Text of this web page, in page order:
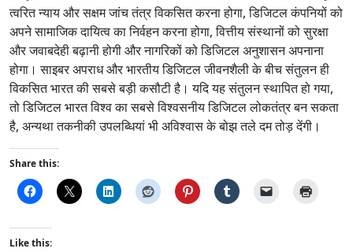
त्वरित न्याय और सक्षम जांच तंत्र विकसित करना होगा, डिजिटल कंपनियों को
अपने सामाजिक दायित्व का निर्वहन करना होगा, वित्तीय संस्थानों को सुरक्षा
और जवाबदेही बढ़ानी होगी और नागरिकों को डिजिटल अनुशासन अपनाना
होगा। साइबर अपराध और भारतीय डिजिटल जीवनशैली के बीच संतुलन ही
विकसित भारत की सबसे बड़ी कसौटी है। यदि यह संतुलन स्थापित हो गया,
तो डिजिटल भारत विश्व का सबसे विश्वसनीय डिजिटल लोकतंत्र बन सकता
है, अन्यथा तकनीकी उपलब्धियां भी अविश्वास के बोझ तले दम तोड़ देंगी।
Share this:
Like this: